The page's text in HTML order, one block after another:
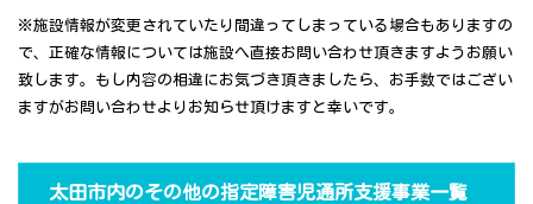
※施設情報が変更されていたり間違ってしまっている場合もありますの
で、正確な情報については施設へ直接お問い合わせ頂きますようお願い
致します。もし内容の相違にお気づき頂きましたら、お手数ではござい
ますがお問い合わせよりお知らせ頂けますと幸いです。
太田市内のその他の指定障害児通所支援事業一覧